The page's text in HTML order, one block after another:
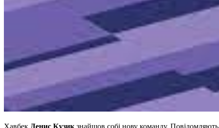
Хавбек Денис Кузик знайшов собі нову команду. Повідомляють